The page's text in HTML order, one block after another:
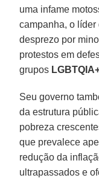
uma infame
campanha, o
desprezo por
protestos em
grupos
Seu governo
da estrutura
pobreza
que prevalece
redução da
ultrapassados e